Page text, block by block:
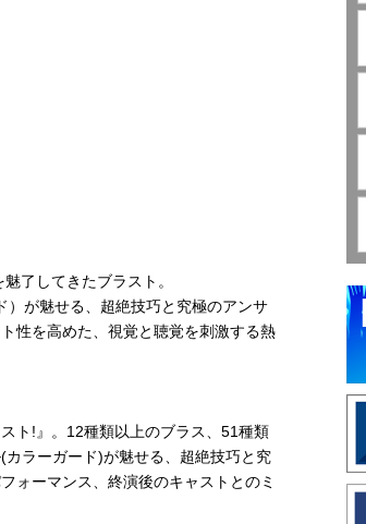
了してきたブラスト。
）が魅せる、超絶技巧と究極のアンサ
性を高めた、視覚と聴覚を刺激する熱
ト!』。12種類以上のブラス、51種類
ラーガード)が魅せる、超絶技巧と究
ォーマンス、終演後のキャストとのミ